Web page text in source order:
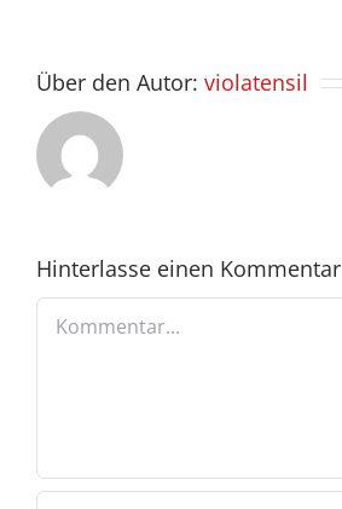
Über den Autor: violatensil
Hinterlasse einen Kommentar
Kommentar